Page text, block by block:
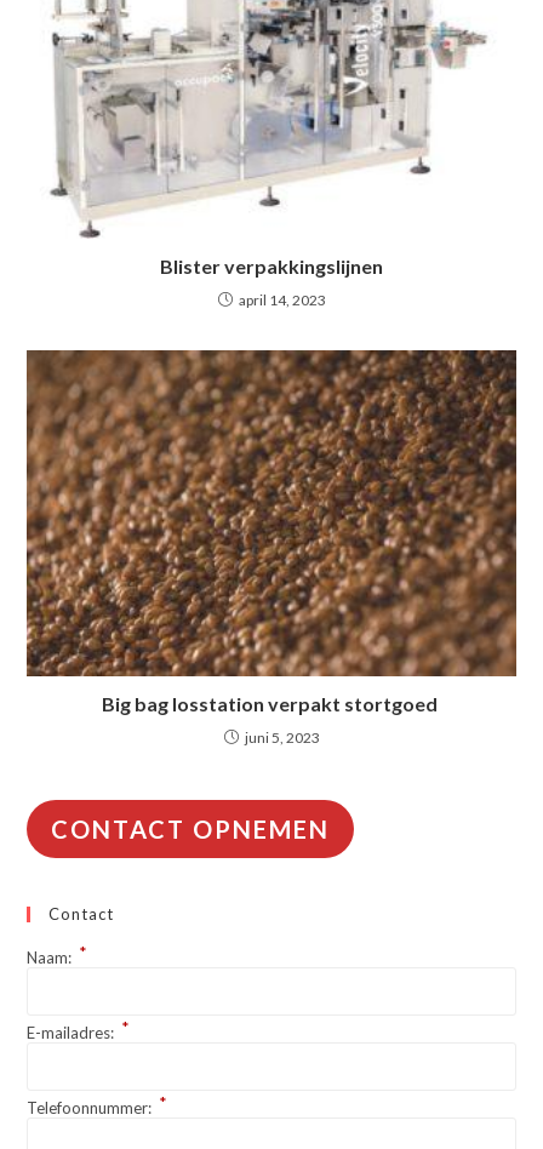
Blister verpakkingslijnen
april 14, 2023
Big bag losstation verpakt stortgoed
juni 5, 2023
CONTACT OPNEMEN
Contact
Naam: *
E-mailadres: *
Telefoonnummer: *